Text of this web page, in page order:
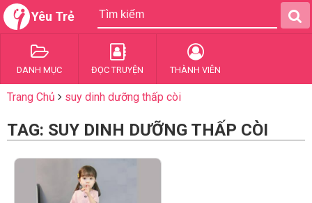
Yêu Trẻ
DANH MỤC ĐỌC TRUYỆN THÀNH VIÊN
Trang Chủ suy dinh dưỡng thấp còi
TAG: SUY DINH DƯỠNG THẤP CÒI